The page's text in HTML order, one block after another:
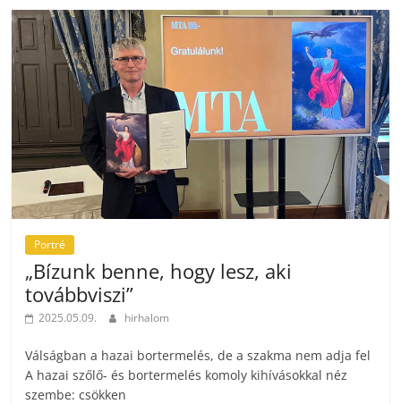
Portré
„Bízunk benne, hogy lesz, aki
továbbviszi”
2025.05.09. hirhalom
Válságban a hazai bortermelés, de a szakma nem adja fel
A hazai szőlő- és bortermelés komoly kihívásokkal néz
szembe: csökken